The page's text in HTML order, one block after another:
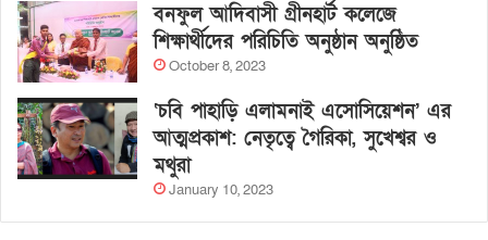
বনফুল আদিবাসী গ্রীনহার্ট কলেজে
শিক্ষার্থীদের পরিচিতি অনুষ্ঠান অনুষ্ঠিত
October 8, 2023
‘চবি পাহাড়ি এলামনাই এসোসিয়েশন’ এর
আত্মপ্রকাশ: নেতৃত্বে গৈরিকা, সুখেশ্বর ও
মথুরা
January 10, 2023